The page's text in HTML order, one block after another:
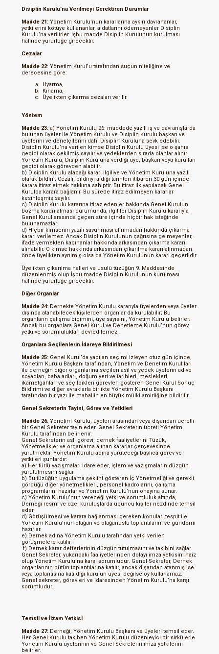
Disiplin Kurulu’na Verilmeyi Gerektiren Durumlar
Madde 21: Yönetim Kurulu’nun kararlarına aykırı davrananlar,
yetkilerini kötüye kullananlar, aidatlarını ödemeyenler Disiplin
Kurulu’na verilirler. İşbu madde Disiplin Kurulunun kurulması
halinde yürürlüğe girecektir.
Cezalar
Madde 22: Yönetim Kurul’u tarafından suçun niteliğine ve
derecesine göre:
Uyarma,
Kınama,
Üyelikten çıkarma cezaları verilir.
Yöntem
Madde 23: a) Yönetim Kurulu 26. maddede yazılı iş ve davranışlarda
bulunan üyeler ile Yönetim Kurulu ve Disiplin Kurulu başkan ve
üyelerini ve denetçilerini dahi Disiplin Kuruluna sevk edebilir.
Disiplin Kurulu’na verilen kimse Disiplin Kurulu üyesi ise o şahıs
geçici olarak çekilmiş sayılır ve yedeklerden sırada olanlar alınır.
Yönetim Kurulu, Disiplin Kuruluna verdiği üye, başkan veya kurulları
geçici olarak görevden alabilir.
b) Disiplin Kurulu alacağı kararı ilgiliye ve Yönetim Kuruluna yazılı
olarak bildirir. Cezalı, bildiriyi aldığı tarihten itibaren 30 gün içinde
karara itiraz etmek hakkına sahiptir. Bu itiraz ilk yapılacak Genel
Kurulda karara bağlanır. Bu sürede itiraz edilmeyen kararlar
kesinleşmiş sayılır.
c) Disiplin Kurulu kararına itiraz edenler hakkında Genel Kurulun
bozma kararı alması durumunda, ilgililer Disiplin Kurulu kararıyla
Genel Kurul arasında geçen süre içinde hiçbir hak isteğinde
bulunamazlar.
d) Hiçbir kimsenin yazılı savunması alınmadan hakkında çıkarma
kararı verilemez. Ancak Disiplin Kurulunun çağrısına gelmeyenler,
ifade vermekten kaçınanlar hakkında arkasından çıkarma kararı
alınabilir. O kimse hakkında arkasından çıkarılma kararı alınmadan
önce üyelikten ayrılmış olsa da Yönetim Kurulunun kararı geçerlidir.
Üyelikten çıkarılma halleri ve usulü tüzüğün 9. Maddesinde
düzenlenmiş olup İşbu madde Disiplin Kurulunun kurulması
halinde yürürlüğe girecektir.
Diğer Organlar
Madde 24: Dernekte Yönetim Kurulu kararıyla üyelerden veya üyeler
dışında atanabilecek kişilerden organlar da kurulabilir; Bu
organların çalışma biçimini, üye sayısını, Yönetim Kurulu belirler.
Ancak bu organlara Genel Kurul ve Denetleme Kurulu’nun görev,
yetki ve sorumlulukları devredilemez.
Organlara Seçilenlerin İdareye Bildirilmesi
Madde 25: Genel Kurul’da yapılan seçimi izleyen otuz gün içinde,
Yönetim Kurulu Başkanı tarafından, Yönetim ve Denetim Kurul’ları
ile derneğin diğer organlarına seçilen asil ve yedek üyelerin ad ve
soyadları, baba adları, doğum yeri ve tarihleri, meslekleri,
ikametgâhları ve seçildikleri görevleri gösteren Genel Kurul Sonuç
Bildirimi ve diğer evraklarla birlikte Yönetim Kurulu Başkanı
tarafından bir yazı ile mahallin en büyük mülki amirliğine bildirilir.
Genel Sekreterin Tayini, Görev ve Yetkileri
Madde 26: Yönetim Kurulu, üyeleri arasından veya dışarıdan ücretli
bir Genel Sekreter tayin eder. Genel Sekreterin ücreti Yönetim
Kurulu tarafından belirlenir.
Genel Sekreterin asli görevi, dernek faaliyetlerini Tüzük,
Yönetmelikler ve organlarca alınan kararlar çerçevesinde
yürütmektir. Yönetim Kurulu adına yürüteceği başlıca görev ve
yetkileri şunlardır:
a) Her türlü yazışmaları idare eder, işlem ve yazışmaların düzgün
yürütülmesini sağlar.
b) Bu tüzüğün uygulama şeklini gösteren İç Yönetmeliği ve gerekli
gördüğü diğer yönetmelikleri, personel kadrolarını, çalışma
programlarını hazırlar ve Yönetim Kurulu’nun onayına sunar.
c) Yönetim Kurulu’nun vereceği yetki ve sorumluluk altında,
Derneği resmi ve özel kuruluşlarda üçüncü kişiler nezdinde temsil
eder.
d) Görüşülmesi ve karara bağlanması gereken konuları tespit ile
Yönetim Kurulu’nun olağan ve olağanüstü toplantılarını ve gündemi
hazırlar.
e) Dernek adına Yönetim Kurulu tarafından yetki verilen
görüşmelere katılır.
f) Dernek karar defterlerinin düzgün tutulmasını ve takibini sağlar.
Genel Sekreter, yukarıdaki faaliyetlerinden dolayı imza yetkisini haiz
olup Yönetim Kurulu’na karşı sorumludur. Genel Sekreter, Dernek
organlarının bütün toplantılarına katılır, ancak dışarıdan atanmış ise
veya toplantısına katıldığı kurulun üyesi değilse oy kullanamaz.
Genel sekreter, görevleri ve idaresinden Yönetim Kurulu’na karşı
sorumludur.
Temsil ve İlzam Yetkisi
Madde 27: Derneği, Yönetim Kurulu Başkanı ve üyeleri temsil eder.
Her Genel Kurulu takiben Yönetim Kurulu düzenleyici bir sirkülerle
Yönetim Kurulu üyelerinin ve Genel Sekreterin imza yetkilerini
belirler.